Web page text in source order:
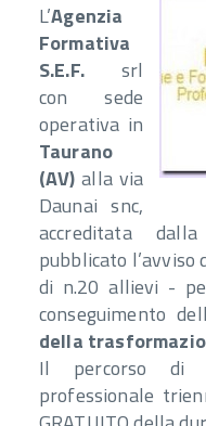
L’Agenzia
Formativa
S.E.F.srl
con sede
operativa in
Taurano
(AV) alla via
Daunai snc,
accreditata
pubblicato l’avviso
di n.20 allievi -
conseguimento
della
Il percorso di
professionale